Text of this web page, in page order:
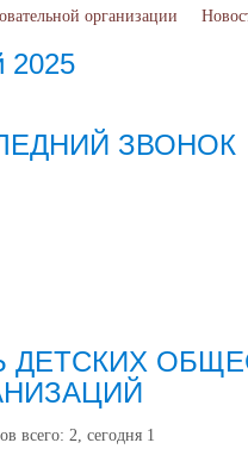
2025
ЗВОНОК
ДЕТСКИХ
всего: 2, сегодня 1
организации